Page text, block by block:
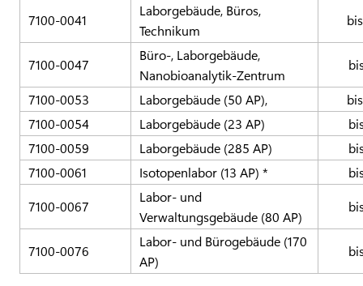
7100-0041
Laborgebäude, Büros,
Technikum
7100-0047
Büro-, Laborgebäude,
Nanobioanalytik-Zentrum
7100-0053 Laborgebäude (50 AP),
7100-0054
Laborgebäude (23 AP)
7100-0059
Laborgebäude (285 AP)
7100-0061
Isotopenlabor (13 AP) *
7100-0067
Labor- und
Verwaltungsgebäude (80 AP)
7100-0076
Labor- und Bürogebäude (170
AP)